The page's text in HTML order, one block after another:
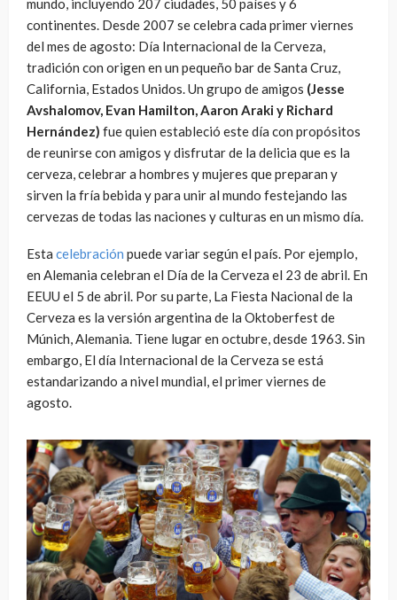
mundo, incluyendo 207 ciudades, 50 países y 6
continentes. Desde 2007 se celebra cada primer viernes
del mes de agosto: Día Internacional de la Cerveza,
tradición con origen en un pequeño bar de Santa Cruz,
California, Estados Unidos. Un grupo de amigos (Jesse
Avshalomov, Evan Hamilton, Aaron Araki y Richard
Hernández) fue quien estableció este día con propósitos
de reunirse con amigos y disfrutar de la delicia que es la
cerveza, celebrar a hombres y mujeres que preparan y
sirven la fría bebida y para unir al mundo festejando las
cervezas de todas las naciones y culturas en un mismo día.
Esta celebración puede variar según el país. Por ejemplo,
en Alemania celebran el Día de la Cerveza el 23 de abril. En
EEUU el 5 de abril. Por su parte, La Fiesta Nacional de la
Cerveza es la versión argentina de la Oktoberfest de
Múnich, Alemania. Tiene lugar en octubre, desde 1963. Sin
embargo, El día Internacional de la Cerveza se está
estandarizando a nivel mundial, el primer viernes de
agosto.